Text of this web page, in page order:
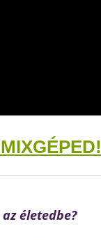
életedbe?